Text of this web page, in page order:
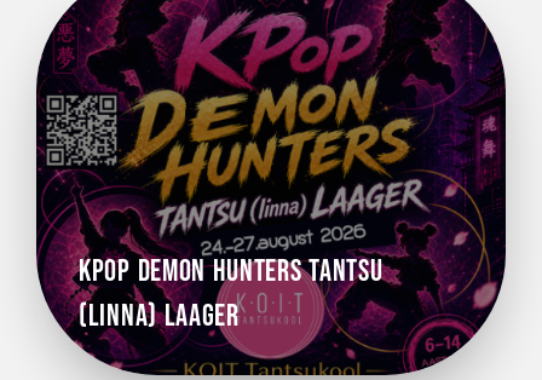
KPop Demon Hunters TANTSU
(linna) LAAGER